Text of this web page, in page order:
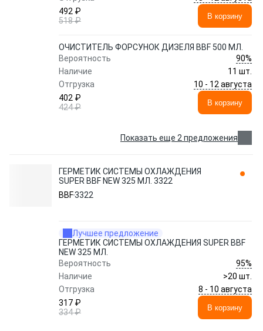
492 ₽
518 ₽
В корзину
ОЧИСТИТЕЛЬ ФОРСУНОК ДИЗЕЛЯ BBF 500 МЛ.
Вероятность
90%
Наличие
11 шт.
Отгрузка
10 - 12 августа
402 ₽
424 ₽
В корзину
Показать еще 2 предложения
ГЕРМЕТИК СИСТЕМЫ ОХЛАЖДЕНИЯ
SUPER BBF NEW 325 МЛ. 3322
BBF3322
Лучшее предложение
ГЕРМЕТИК СИСТЕМЫ ОХЛАЖДЕНИЯ SUPER BBF
NEW 325 МЛ.
Вероятность
95%
Наличие
>20 шт.
Отгрузка
8 - 10 августа
317 ₽
334 ₽
В корзину